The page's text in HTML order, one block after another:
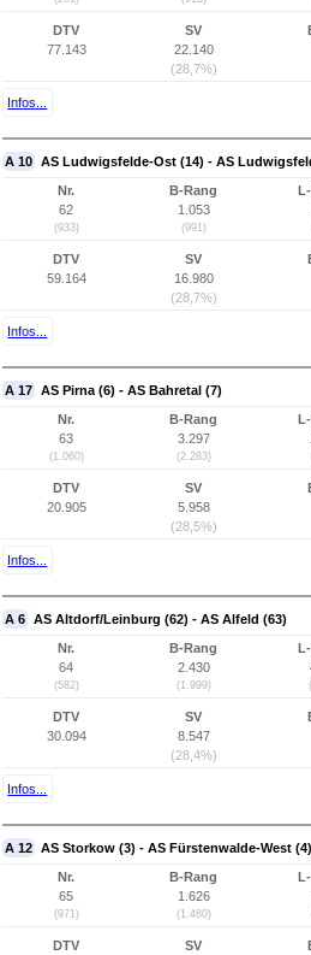
DTV
77.143
SV
22.140
(28,7%)
Infos...
A 10 AS Ludwigsfelde-Ost (14) - AS
Nr.
62
(933)
B-Rang
1.053
(991)
DTV
59.164
SV
16.980
(28,7%)
Infos...
A 17 AS Pirna (6) - AS Bahretal (7)
Nr.
63
(1.060)
B-Rang
3.297
(2.283)
DTV
20.905
SV
5.958
(28,5%)
Infos...
A 6 AS Altdorf/Leinburg (62) - AS Alfeld (63)
Nr.
64
(582)
B-Rang
2.430
(1.999)
DTV
30.094
SV
8.547
(28,4%)
Infos...
A 12 AS Storkow (3) - AS Fürstenwalde-West (4)
Nr.
65
(971)
B-Rang
1.626
(1.480)
DTV
SV